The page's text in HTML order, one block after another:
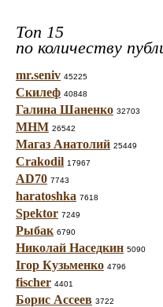
Топ 15
по количеству
mr.seniv 45225
Скилеф 40848
Галина Шаненко 32703
МНМ 26542
Магаз Анатолий 25449
Crakodil 17967
AD70 7743
haratoshka 7618
Spektor 7249
Рыбак 6790
Николай Наседкин 5090
Ігор Кузьменко 4796
fischer 4401
Борис Ассеев 3722